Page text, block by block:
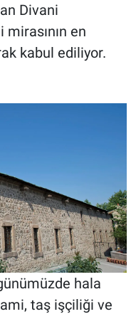
Divani
en
kabul ediliyor.
hala
taş işçiliği ve